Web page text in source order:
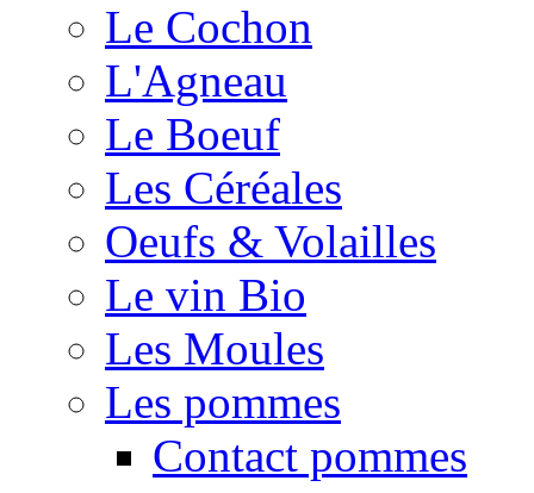
Le Cochon
L'Agneau
Le Boeuf
Les Céréales
Oeufs & Volailles
Le vin Bio
Les Moules
Les pommes
Contact pommes